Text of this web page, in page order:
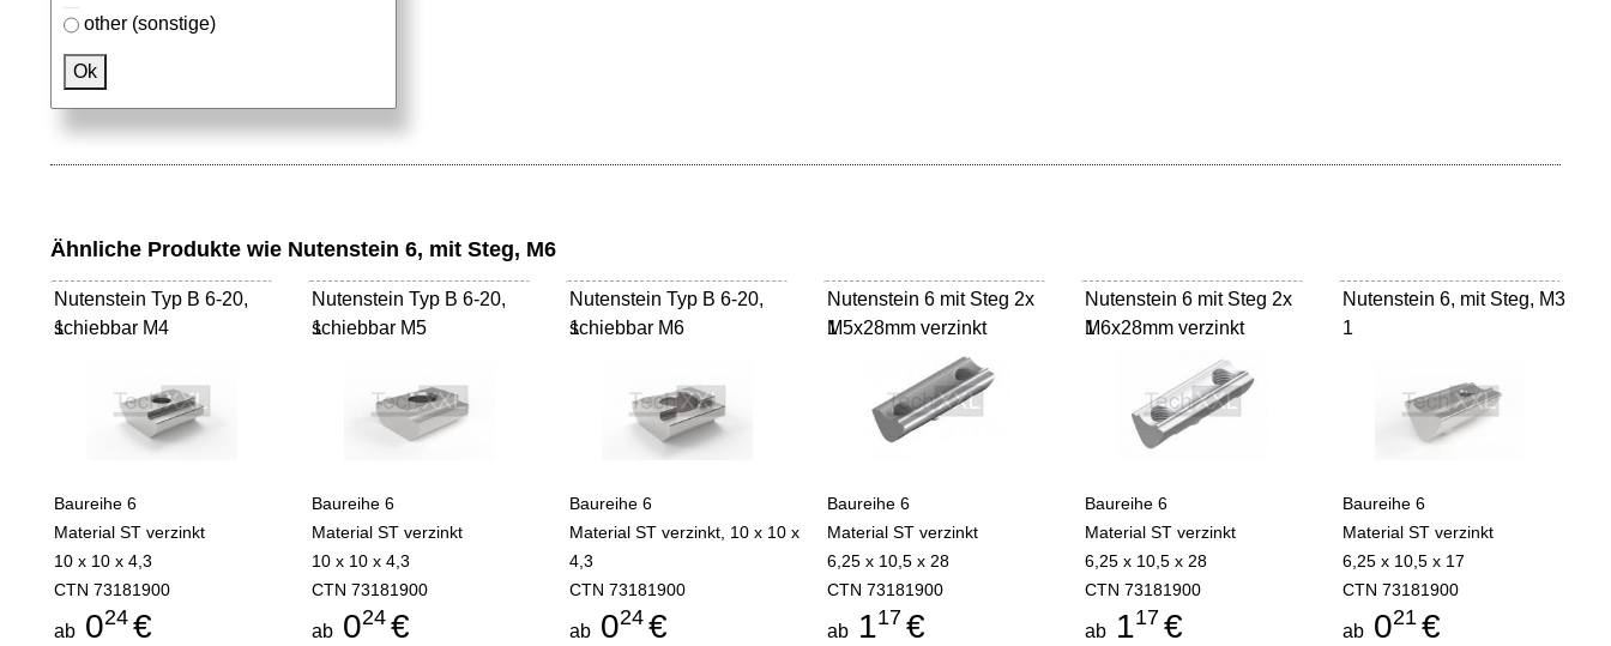
other (sonstige)
Ok
Passendes Zubehör
Aluprofile
Ähnliche Produkte wie Nutenstein 6, mit Steg, M6
Nutenstein Typ B 6-20,
schiebbar M4
1
Baureihe 6
Material ST verzinkt
10 x 10 x 4,3
CTN 73181900
ab 024 €
Nutenstein Typ B 6-20,
schiebbar M5
1
Baureihe 6
Material ST verzinkt
10 x 10 x 4,3
CTN 73181900
ab 024 €
Nutenstein Typ B 6-20,
schiebbar M6
1
Baureihe 6
Material ST verzinkt, 10 x 10 x
4,3
CTN 73181900
ab 024 €
Nutenstein 6 mit Steg 2x
M5x28mm verzinkt
1
Baureihe 6
Material ST verzinkt
6,25 x 10,5 x 28
CTN 73181900
ab 117 €
Nutenstein 6 mit Steg 2x
M6x28mm verzinkt
1
Baureihe 6
Material ST verzinkt
6,25 x 10,5 x 28
CTN 73181900
ab 117 €
Nutenstein 6, mit Steg, M3
1
Baureihe 6
Material ST verzinkt
6,25 x 10,5 x 17
CTN 73181900
ab 021 €